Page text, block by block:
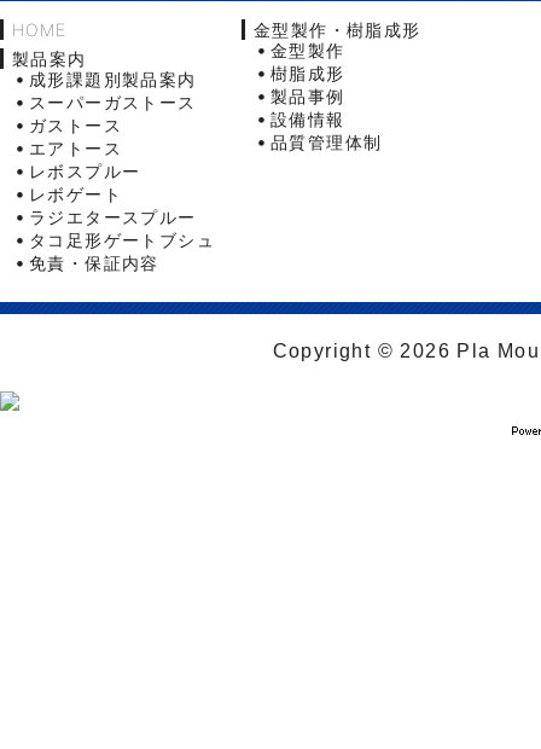
HOME
製品案内
成形課題別製品案内
スーパーガストース
ガストース
エアトース
レボスプルー
レボゲート
ラジエタースプルー
タコ足形ゲートブシュ
免責・保証内容
金型製作・樹脂成形
金型製作
樹脂成形
製品事例
設備情報
品質管理体制
Copyright © 2026 Pla